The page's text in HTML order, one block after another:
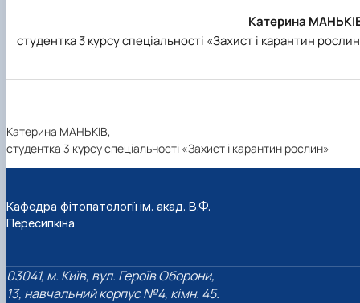
Катерина
студентка 3 курсу спеціальності «Захист і карантин
Катерина МАНЬКІВ,
студентка 3 курсу спеціальності «Захист і карантин рослин»
Кафедра фітопатології ім. акад. В.Ф.
Пересипкіна
03041, м. Київ, вул. Героїв Оборони,
13, навчальний корпус №4, кімн. 45.